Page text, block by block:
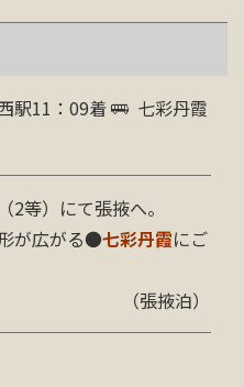
駅11：09着
七彩丹霞
等）にて張掖へ。
が広がる●七彩丹霞にご
（張掖泊）